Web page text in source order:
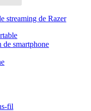
streaming de Razer
de smartphone
fil